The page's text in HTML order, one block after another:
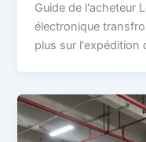
Guide de l'acheteur
électronique
plus sur l'expédition